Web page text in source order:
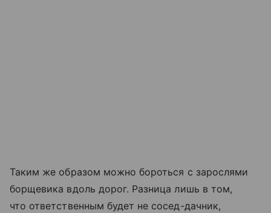
Таким же образом можно бороться с зарослями
борщевика вдоль дорог. Разница лишь в том,
что ответственным будет не сосед-дачник,